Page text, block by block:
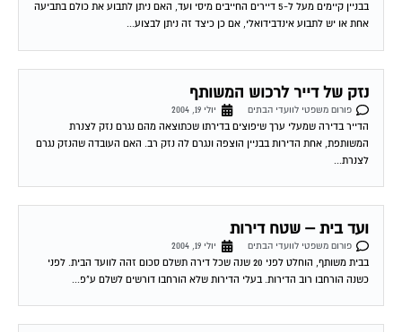
בבניין קיימים מעל ל-5 דיירים החייבים מיסי ועד, האם ניתן לתבוע את כולם בתביעה
אחת או יש לתבוע אינדבידואלי, אם כן כיצד זה ניתן לבצוע...
נזק של דייר לרכוש המשותף
פורום משפטי לוועדי הבתים
יולי 19, 2004
הדייר בדירה שמעלי ערך שיפוצים בדירתו שכתוצאה מהם נגרם נזק לצנרת
המשותפת, אחת הדירות בבניין הוצפה ונגרם לה נזק רב. האם העובדה שהנזק נגרם
לצנרת...
ועד בית – שטח דירות
פורום משפטי לוועדי הבתים
יולי 19, 2004
בבית משותף, הוחלט לפני 20 שנה שכל דירה תשלם סכום זהה לוועד הבית. לפני
כשנה הורחבו רוב הדירות. בעלי הדירות שלא הורחבו דורשים לשלם ע"פ...